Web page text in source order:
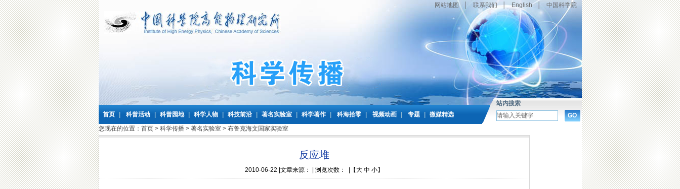
网站地图 联系我们 │ English 中国科学院
首页 科普活动 科普园地 科学人物 科技前沿 著名实验室 科学著作 科海拾零 视频动画 专题 微媒精选
站内搜索
您现在的位置： 首页> 科学传播> 著名实验室> 布鲁克海文国家实验室
反应堆
2010-06-22 |文章来源： | 浏览次数： 【大 中 小】